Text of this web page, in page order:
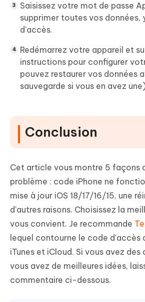
Saisissez votre mot de passe
supprimer toutes vos données,
d'accès.
Redémarrez votre appareil et
instructions pour configurer
pouvez restaurer vos données
sauvegarde si vous en avez
Conclusion
Cet article vous montre 5 façons
problème : code iPhone ne
mise à jour iOS 18/17/16/15, une
d'autres raisons. Choisissez la
vous convient. Je recommande
lequel contourne le code d'accès
iTunes et iCloud. Si vous avez des
vous avez de meilleures idées,
commentaire ci-dessous.